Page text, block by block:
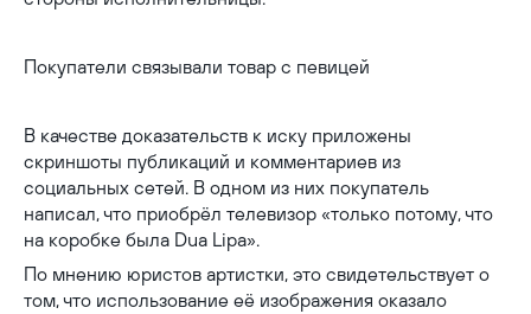
Покупатели связывали товар с певицей
В качестве доказательств к иску приложены
скриншоты публикаций и комментариев из
социальных сетей. В одном из них покупатель
написал, что приобрёл телевизор «только потому, что
на коробке была Dua Lipa».
По мнению юристов артистки, это свидетельствует о
том, что использование её изображения оказало